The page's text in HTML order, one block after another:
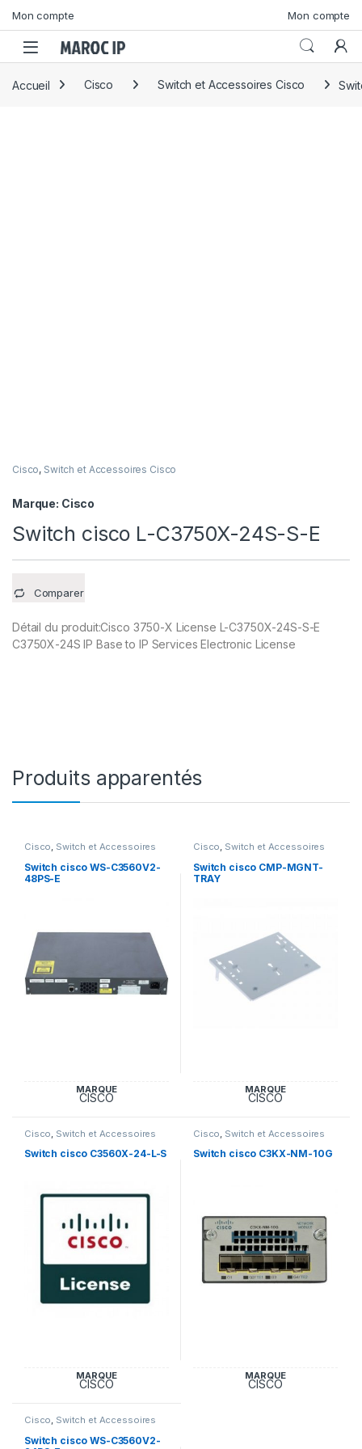
Mon compte Mon compte
Accueil Cisco Switch et Accessoires Cisco
Cisco, Switch et Accessoires Cisco
Marque: Cisco
Switch cisco L-C3750X-24S-S-E
Comparer
Détail du produit:Cisco 3750-X License L-C3750X-24S-S-E
C3750X-24S IP Base to IP Services Electronic License
Produits apparentés
Cisco, Switch et Accessoires
Switch cisco WS-C3560V2-
48PS-E
MARQUE
CISCO
Cisco, Switch et Accessoires
Switch cisco CMP-MGNT-
TRAY
MARQUE
CISCO
Cisco Switch et Accessoires
Cisco
Switch cisco C3560X-24-L-S
MARQUE
CISCO
Cisco Switch et Accessoires
Cisco
Switch cisco C3KX-NM-10G
MARQUE
CISCO
Cisco, Switch et Accessoires
Switch cisco WS-C3560V2-